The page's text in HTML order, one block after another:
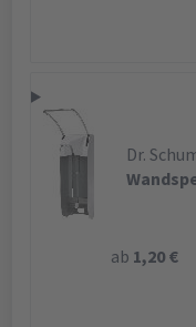
Dr.
ab 1,20 €